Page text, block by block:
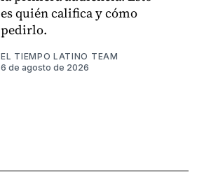
es quién califica y cómo
pedirlo.
EL TIEMPO LATINO TEAM
6 de agosto de 2026